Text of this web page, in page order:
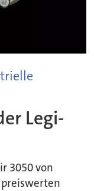
Legi-
3050 von